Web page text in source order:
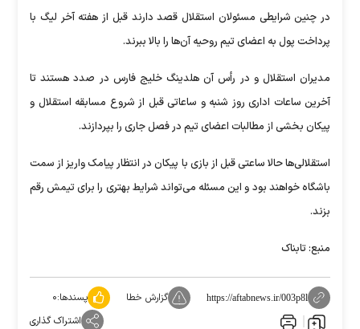
در چنین شرایطی مسئولان استقلال قصد دارند قبل از هفته آخر لیگ با
پرداخت پول به اعضای تیم روحیه آن‌ها را بالا ببرند.
مدیران استقلال و در رأس آن هلدینگ خلیج فارس در صدد هستند تا
آخرین ساعات اداری روز شنبه و ساعاتی قبل از شروع مسابقه استقلال و
پیکان بخشی از مطالبات اعضای تیم در فصل جاری را بپردازند.
استقلالی‌ها حالا ساعتی قبل از بازی با پیکان در انتظار پیامک واریز از سمت
باشگاه خواهند بود و این مسئله می‌تواند شرایط بهتری را برای تیمش رقم
بزند.
منبع: تابناک
https://aftabnews.ir/003p8l گزارش خطا پسندها:۰
اشتراک گذاری